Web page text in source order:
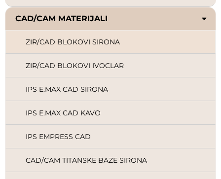
CAD/CAM MATERIJALI
ZIR/CAD BLOKOVI SIRONA
ZIR/CAD BLOKOVI IVOCLAR
IPS E.MAX CAD SIRONA
IPS E.MAX CAD KAVO
IPS EMPRESS CAD
CAD/CAM TITANSKE BAZE SIRONA